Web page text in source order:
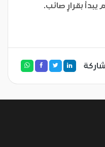
بقرارٍ صائب.